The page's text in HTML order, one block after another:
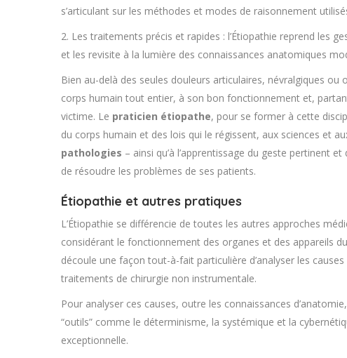
s’articulant sur les méthodes et modes de raisonnement
2. Les traitements précis et rapides : l’Étiopathie reprend les
et les revisite à la lumière des connaissances anatomiques
Bien au-delà des seules douleurs articulaires, névralgiques ou
corps humain tout entier, à son bon fonctionnement et,
victime. Le praticien étiopathe, pour se former à cette
du corps humain et des lois qui le régissent, aux sciences et
pathologies – ainsi qu’à l’apprentissage du geste pertinent
de résoudre les problèmes de ses patients.
Étiopathie et autres pratiques
L’Étiopathie se différencie de toutes les autres approches
considérant le fonctionnement des organes et des appareils
découle une façon tout-à-fait particulière d’analyser les
traitements de chirurgie non instrumentale.
Pour analyser ces causes, outre les connaissances
“outils” comme le déterminisme, la systémique et la
exceptionnelle.